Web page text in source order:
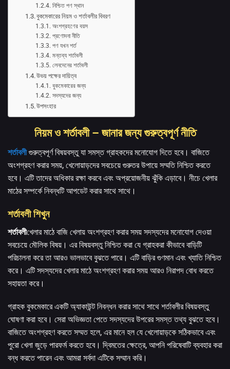
নিশ্চিত পণ স্থান
বুকমেকারের নিয়ম ও শর্তাবলীর বিবরণ
অংশগ্রহণের বয়স
প্রণোদনা নীতি
পণ যখন শর্ত
মন্তব্য শর্তাবলী
লেনদেনের শর্তাবলী
উভয় পক্ষের দায়িত্ব
বুকমেকারের জন্য
সদস্যদের জন্য
উপসংহার
নিয়ম ও শর্তাবলী – জানার জন্য গুরুত্বপূর্ণ নীতি
শর্তাবলীগুরুত্বপূর্ণ বিষয়বস্তু যা সমস্ত গ্রাহকদের মনোযোগ দিতে হবে। বাজিতে
অংশগ্রহণ করার সময়, খেলোয়াড়দের সবচেয়ে গুরুতর উপায়ে সম্মতি নিশ্চিত করতে
হবে। এটি তাদের অধিকার রক্ষা করবে এবং অপ্রয়োজনীয় ঝুঁকি এড়াবে। নীচে খেলার
মাঠের সম্পর্কে নিবন্ধটি আপডেট করার সাথে সাথে।
শর্তাবলী শিখুন
শর্তাবলীখেলার মাঠে বাজি খেলায় অংশগ্রহণ করার সময় সদস্যদের মনোযোগ দেওয়া
সবচেয়ে মৌলিক বিষয়। এর বিষয়বস্তু নিশ্চিত করা যে গ্রাহকরা কীভাবে বাড়িটি
পরিচালনা করে তা আরও ভালভাবে বুঝতে পারে। এটি বাড়ির গুণমান এবং খ্যাতি নিশ্চিত
করে। এটি সদস্যদের খেলার মাঠে অংশগ্রহণ করার সময় আরও নিরাপদ বোধ করতে
সহায়তা করে।
গ্রাহক বুকমেকারে একটি অ্যাকাউন্ট নিবন্ধন করার সাথে সাথে শর্তাবলীর বিষয়বস্তু
ঘোষণা করা হবে। সেরা অভিজ্ঞতা পেতে সদস্যদের উপরের সমস্ত তথ্য বুঝতে হবে।
বাজিতে অংশগ্রহণ করতে সম্মত হলে, এর মানে হল যে খেলোয়াড়কে সঠিকভাবে এবং
পুরো খেলা জুড়ে পারফর্ম করতে হবে। দ্বিমতের ক্ষেত্রে, আপনি পরিষেবাটি ব্যবহার করা
বন্ধ করতে পারেন এবং আমরা সর্বদা এটিকে সম্মান করি।